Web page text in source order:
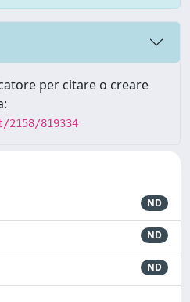
per citare o creare
819334
ND
ND
ND